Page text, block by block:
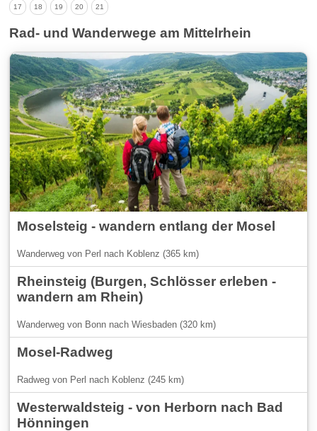
17 18 19 20 21
Rad- und Wanderwege am Mittelrhein
Moselsteig - wandern entlang der Mosel
Wanderweg von Perl nach Koblenz (365 km)
Rheinsteig (Burgen, Schlösser erleben -
wandern am Rhein)
Wanderweg von Bonn nach Wiesbaden (320 km)
Mosel-Radweg
Radweg von Perl nach Koblenz (245 km)
Westerwaldsteig - von Herborn nach Bad
Hönningen